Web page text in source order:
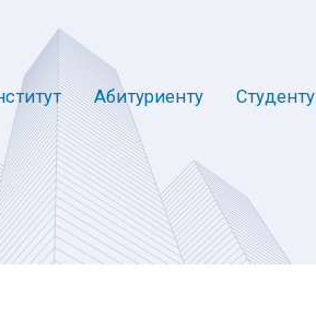
Абитуриенту Студенту